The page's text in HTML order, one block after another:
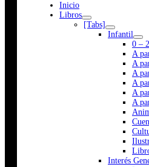
Inicio
Libros
[Tabs]
Infantil
0 –
A
A
A
A
A
A
Interés